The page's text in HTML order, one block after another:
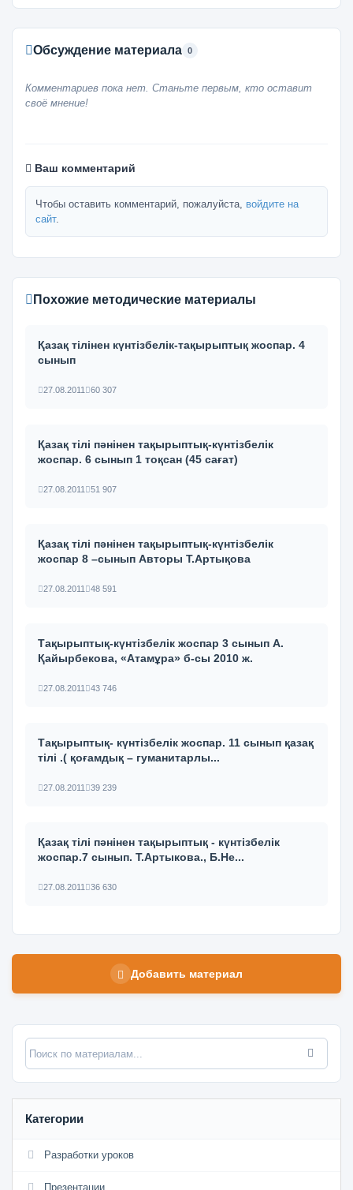
Обсуждение материала 0
Комментариев пока нет. Станьте первым, кто оставит
своё мнение!
Ваш комментарий
Чтобы оставить комментарий, пожалуйста, войдите на
сайт.
Похожие методические материалы
Қазақ тілінен күнтізбелік-тақырыптық жоспар. 4
сынып
27.08.2011 60 307
Қазақ тілі пәнінен тақырыптық-күнтізбелік
жоспар. 6 сынып 1 тоқсан (45 сағат)
27.08.2011 51 907
Қазақ тілі пәнінен тақырыптық-күнтізбелік
жоспар 8 –сынып Авторы Т.Артықова
27.08.2011 48 591
Тақырыптық-күнтізбелік жоспар 3 сынып А.
Қайырбекова, «Атамұра» б-сы 2010 ж.
27.08.2011 43 746
Тақырыптық- күнтізбелік жоспар. 11 сынып қазақ
тілі .( қоғамдық – гуманитарлы...
27.08.2011 39 239
Қазақ тілі пәнінен тақырыптық - күнтізбелік
жоспар.7 сынып. Т.Артыкова., Б.Не...
27.08.2011 36 630
Добавить материал
Категории
Разработки уроков
Презентации